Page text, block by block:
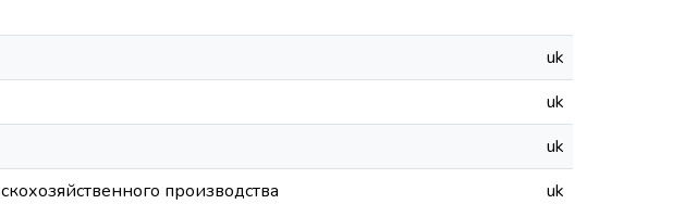
uk
uk
uk
производства
uk